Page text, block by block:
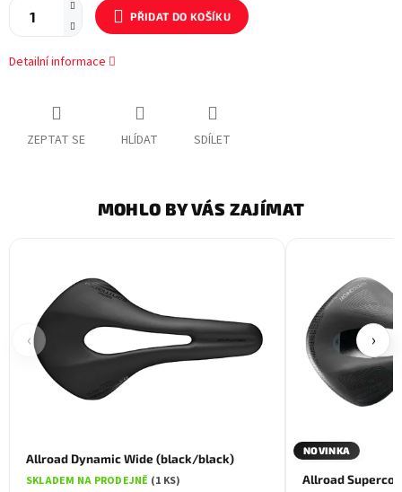
PŘIDAT DO KOŠÍKU
Detailní informace
ZEPTAT SE HLÍDAT SDÍLET
MOHLO BY VÁS ZAJÍMAT
‹
Allroad Dynamic Wide (black/black)
SKLADEM NA PRODEJNĚ (1 KS)
NOVINKA
Allroad
›